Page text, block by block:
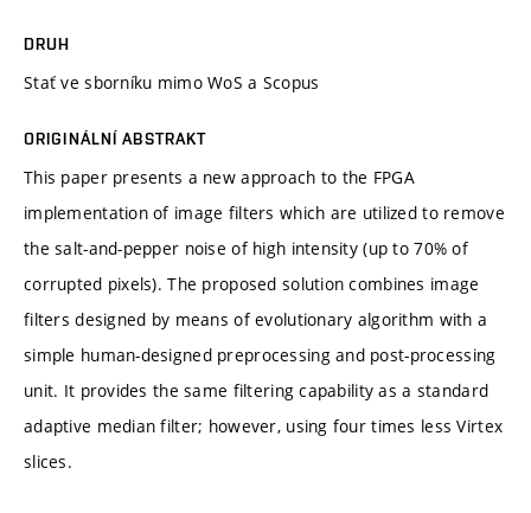
DRUH
Stať ve sborníku mimo WoS a Scopus
ORIGINÁLNÍ ABSTRAKT
This paper presents a new approach to the FPGA
implementation of image filters which are utilized to remove
the salt-and-pepper noise of high intensity (up to 70% of
corrupted pixels). The proposed solution combines image
filters designed by means of evolutionary algorithm with a
simple human-designed preprocessing and post-processing
unit. It provides the same filtering capability as a standard
adaptive median filter; however, using four times less Virtex
slices.